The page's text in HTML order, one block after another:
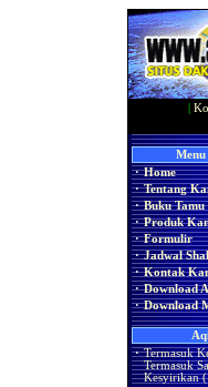
Menu
· Home
· Tentang
· Buku Tamu
· Produk
· Formulir
· Jadwal
· Kontak
· Download
· Download
· Termasuk
Termasuk
Kesyirikan